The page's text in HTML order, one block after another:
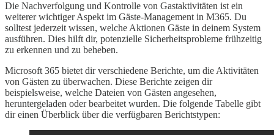
Die Nachverfolgung und Kontrolle von Gastaktivitäten ist ein
weiterer wichtiger Aspekt im Gäste-Management in M365. Du
solltest jederzeit wissen, welche Aktionen Gäste in deinem System
ausführen. Dies hilft dir, potenzielle Sicherheitsprobleme frühzeitig
zu erkennen und zu beheben.
Microsoft 365 bietet dir verschiedene Berichte, um die Aktivitäten
von Gästen zu überwachen. Diese Berichte zeigen dir
beispielsweise, welche Dateien von Gästen angesehen,
heruntergeladen oder bearbeitet wurden. Die folgende Tabelle gibt
dir einen Überblick über die verfügbaren Berichtstypen: